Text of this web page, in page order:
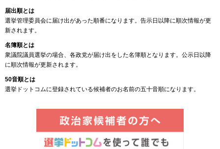
届出順とは
選挙管理委員会に届け出があった順番になります。告示日以降に順次情報が更
新されます。
名簿順とは
衆議院議員選挙の場合、各政党が届け出をした名簿順となります。公示日以降
に順次情報が更新されます。
50音順とは
選挙ドットコムに登録されている候補者のお名前の五十音順になります。